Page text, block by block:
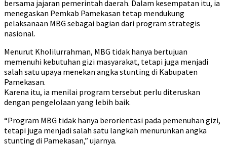
bersama jajaran pemerintah daerah. Dalam kesempatan itu, ia
menegaskan Pemkab Pamekasan tetap mendukung
pelaksanaan MBG sebagai bagian dari program strategis
nasional.
Menurut Kholilurrahman, MBG tidak hanya bertujuan
memenuhi kebutuhan gizi masyarakat, tetapi juga menjadi
salah satu upaya menekan angka stunting di Kabupaten
Pamekasan.
Karena itu, ia menilai program tersebut perlu diteruskan
dengan pengelolaan yang lebih baik.
“Program MBG tidak hanya berorientasi pada pemenuhan gizi,
tetapi juga menjadi salah satu langkah menurunkan angka
stunting di Pamekasan,” ujarnya.